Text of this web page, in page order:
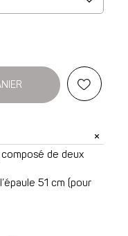
de deux
51 cm (pour